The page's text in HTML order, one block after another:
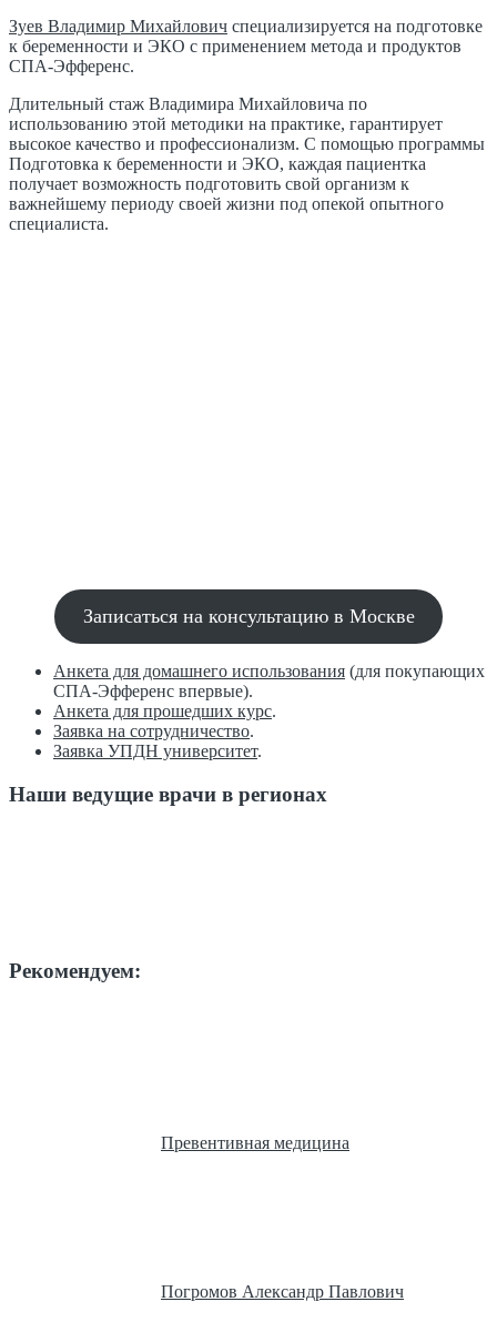
Зуев Владимир Михайлович специализируется на подготовке
к беременности и ЭКО с применением метода и продуктов
СПА-Эфференс.
Длительный стаж Владимира Михайловича по
использованию этой методики на практике, гарантирует
высокое качество и профессионализм. С помощью программы
Подготовка к беременности и ЭКО, каждая пациентка
получает возможность подготовить свой организм к
важнейшему периоду своей жизни под опекой опытного
специалиста.
Записаться на консультацию в Москве
Анкета для домашнего использования (для покупающих
СПА-Эфференс впервые).
Анкета для прошедших курс.
Заявка на сотрудничество.
Заявка УПДН университет.
Наши ведущие врачи в регионах
Рекомендуем:
Превентивная медицина
Погромов Александр Павлович